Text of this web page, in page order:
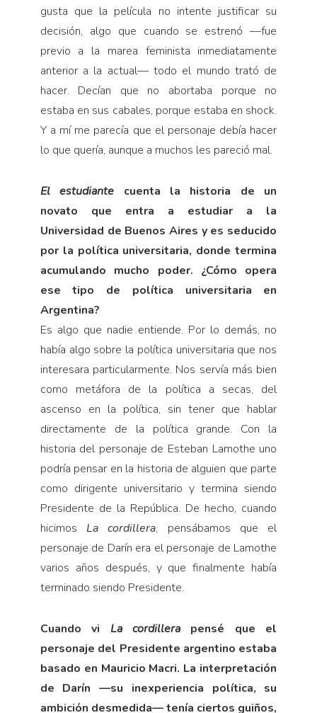
gusta que la película no intente justificar su
decisión, algo que cuando se estrenó —fue
previo a la marea feminista inmediatamente
anterior a la actual— todo el mundo trató de
hacer. Decían que no abortaba porque no
estaba en sus cabales, porque estaba en shock.
Y a mí me parecía que el personaje debía hacer
lo que quería, aunque a muchos les pareció mal.
El estudiante cuenta la historia de un
novato que entra a estudiar a la
Universidad de Buenos Aires y es seducido
por la política universitaria, donde termina
acumulando mucho poder. ¿Cómo opera
ese tipo de política universitaria en
Argentina?
Es algo que nadie entiende. Por lo demás, no
había algo sobre la política universitaria que nos
interesara particularmente. Nos servía más bien
como metáfora de la política a secas, del
ascenso en la política, sin tener que hablar
directamente de la política grande. Con la
historia del personaje de Esteban Lamothe uno
podría pensar en la historia de alguien que parte
como dirigente universitario y termina siendo
Presidente de la República. De hecho, cuando
hicimos La cordillera, pensábamos que el
personaje de Darín era el personaje de Lamothe
varios años después, y que finalmente había
terminado siendo Presidente.
Cuando vi La cordillera pensé que el
personaje del Presidente argentino estaba
basado en Mauricio Macri. La interpretación
de Darín —su inexperiencia política, su
ambición desmedida— tenía ciertos guiños,